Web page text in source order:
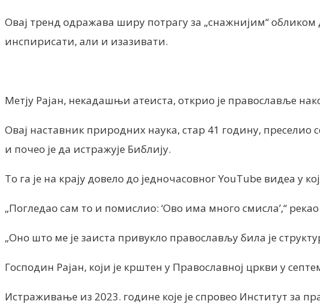
Овај тренд одражава ширу потрагу за „снажнијим“
инспирисати, али и изазивати.
Метју Рајан, некадашњи атеиста, открио је православље
Овај наставник природних наука, стар 41 годину, преселио
и почео је да истражује Библију.
То га је на крају довело до једночасовног YouTube видеа у
„Погледао сам то и помислио: ‘Ово има много смисла’,“ рекао
„Оно што ме је заиста привукло православљу била је
Господин Рајан, који је крштен у Православној цркви у
Истраживање из 2023. године које је спровео Институт за